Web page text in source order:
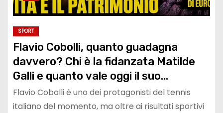
SPORT
Flavio Cobolli, quanto guadagna
davvero? Chi è la fidanzata Matilde
Galli e quanto vale oggi il suo
patrimonio
Flavio Cobolli è uno dei protagonisti del tennis
italiano del momento, ma oltre ai risultati sportivi